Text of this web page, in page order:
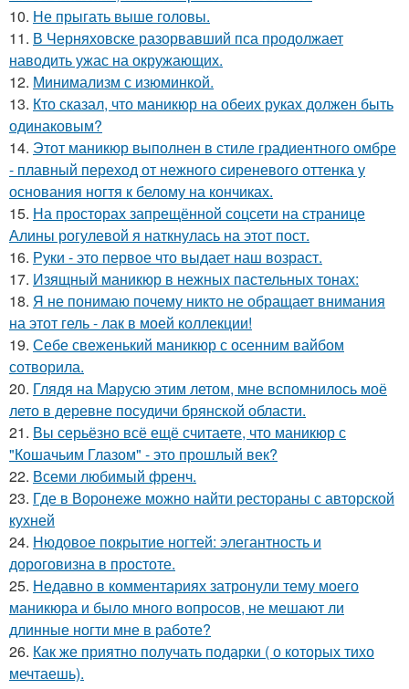
10. Не прыгать выше головы.
11. В Черняховске разорвавший пса продолжает
наводить ужас на окружающих.
12. Минимализм с изюминкой.
13. Кто сказал, что маникюр на обеих руках должен быть
одинаковым?
14. Этот маникюр выполнен в стиле градиентного омбре
- плавный переход от нежного сиреневого оттенка у
основания ногтя к белому на кончиках.
15. На просторах запрещённой соцсети на странице
Алины рогулевой я наткнулась на этот пост.
16. Руки - это первое что выдает наш возраст.
17. Изящный маникюр в нежных пастельных тонах:
18. Я не понимаю почему никто не обращает внимания
на этот гель - лак в моей коллекции!
19. Себе свеженький маникюр с осенним вайбом
сотворила.
20. Глядя на Марусю этим летом, мне вспомнилось моё
лето в деревне посудичи брянской области.
21. Вы серьёзно всё ещё считаете, что маникюр с
"Кошачьим Глазом" - это прошлый век?
22. Всеми любимый френч.
23. Где в Воронеже можно найти рестораны с авторской
кухней
24. Нюдовое покрытие ногтей: элегантность и
дороговизна в простоте.
25. Недавно в комментариях затронули тему моего
маникюра и было много вопросов, не мешают ли
длинные ногти мне в работе?
26. Как же приятно получать подарки ( о которых тихо
мечтаешь).